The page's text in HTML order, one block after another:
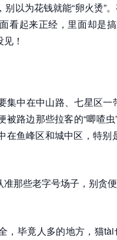
以为花钱就能“卵火烫”
看起来正经，里面却是
！
集中在中山路、七星区
路边那些拉客的“唧喳虫
鱼峰区和城中区，特别
那些老字号场子，别贪
，毕竟人多的地方，猫